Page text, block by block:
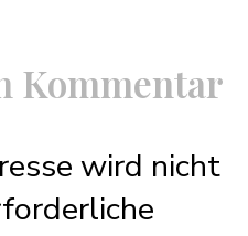
Kommentar
wird nicht